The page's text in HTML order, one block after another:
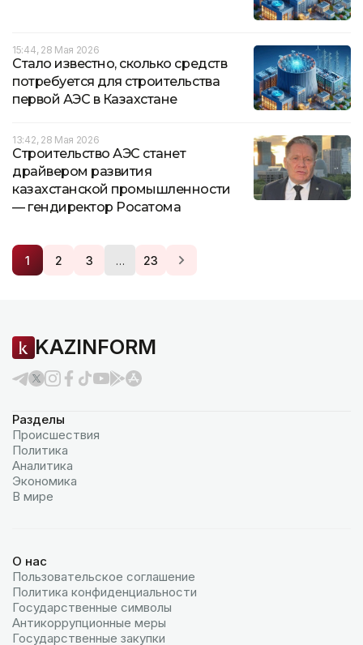
15:44, 28 Мая 2026
Стало известно, сколько средств
потребуется для строительства
первой АЭС в Казахстане
13:42, 28 Мая 2026
Строительство АЭС станет
драйвером развития
казахстанской промышленности
— гендиректор Росатома
1 2 3 … 23
KAZINFORM
Разделы
Происшествия
Политика
Аналитика
Экономика
В мире
О нас
Пользовательское соглашение
Политика конфиденциальности
Государственные символы
Антикоррупционные меры
Государственные закупки